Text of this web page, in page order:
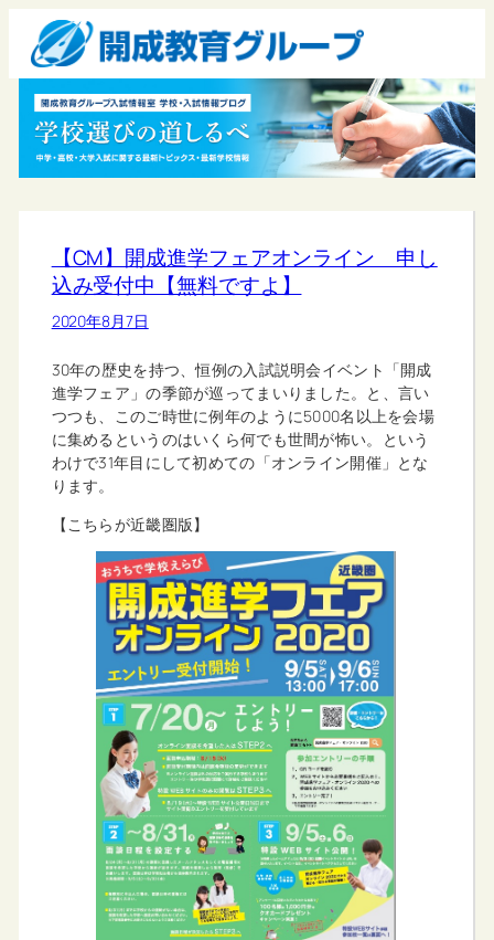
【CM】開成進学フェアオンライン 申し
込み受付中【無料ですよ】
2020年8月7日
30年の歴史を持つ、恒例の入試説明会イベント「開成
進学フェア」の季節が巡ってまいりました。と、言い
つつも、このご時世に例年のように5000名以上を会場
に集めるというのはいくら何でも世間が怖い。という
わけで31年目にして初めての「オンライン開催」とな
ります。
【こちらが近畿圏版】